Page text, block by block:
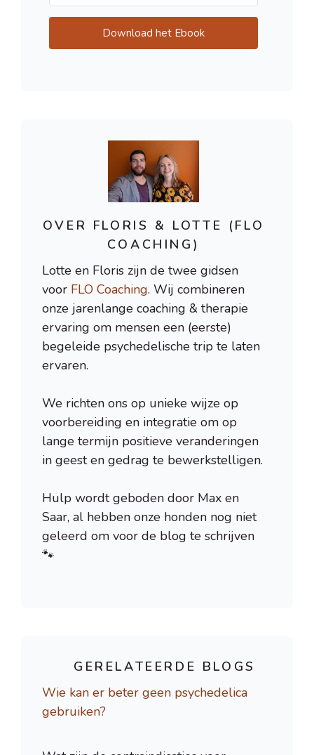
Download het Ebook
OVER FLORIS & LOTTE (FLO
COACHING)
Lotte en Floris zijn de twee gidsen
voor FLO Coaching. Wij combineren
onze jarenlange coaching & therapie
ervaring om mensen een (eerste)
begeleide psychedelische trip te laten
ervaren.
We richten ons op unieke wijze op
voorbereiding en integratie om op
lange termijn positieve veranderingen
in geest en gedrag te bewerkstelligen.
Hulp wordt geboden door Max en
Saar, al hebben onze honden nog niet
geleerd om voor de blog te schrijven
🐾
GERELATEERDE BLOGS
Wie kan er beter geen psychedelica
gebruiken?